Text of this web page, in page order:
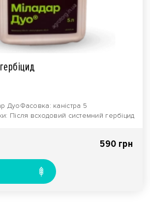
ДуоФасовка: каністра 5
Після всходовий системний гербіцид
590 грн